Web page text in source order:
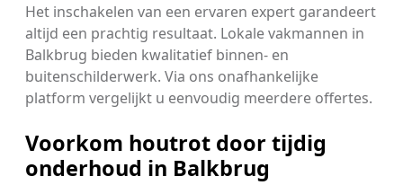
Het inschakelen van een ervaren expert garandeert
altijd een prachtig resultaat. Lokale vakmannen in
Balkbrug bieden kwalitatief binnen- en
buitenschilderwerk. Via ons onafhankelijke
platform vergelijkt u eenvoudig meerdere offertes.
Voorkom houtrot door tijdig
onderhoud in Balkbrug